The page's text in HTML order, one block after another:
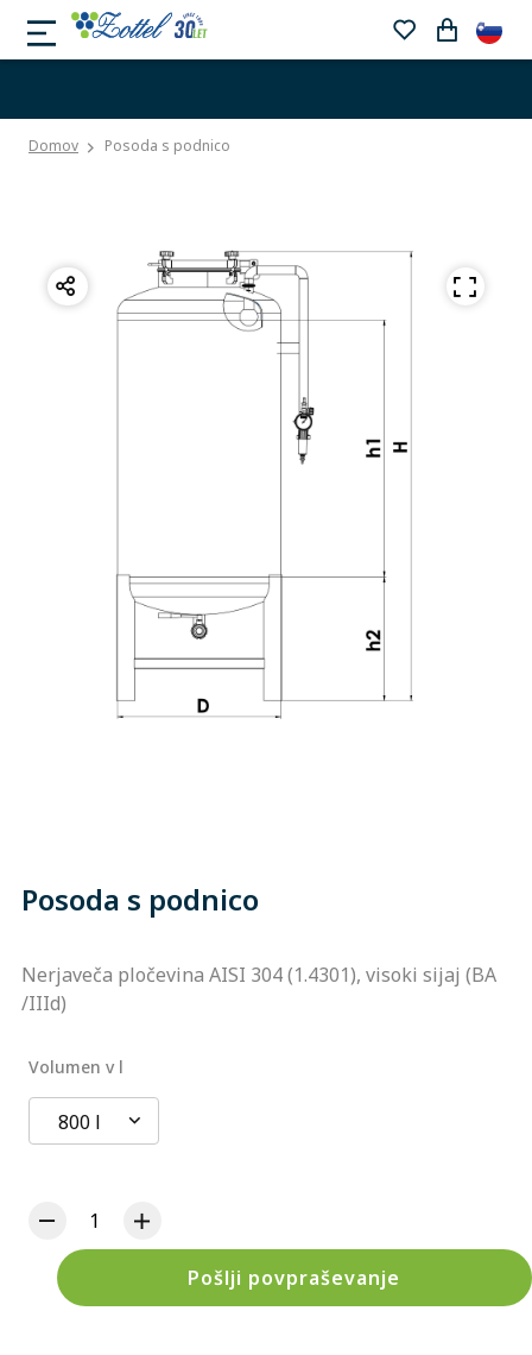
Domov Posoda s podnico
Posoda s podnico
Nerjaveča pločevina AISI 304 (1.4301), visoki sijaj (BA
/IIId)
Volumen v l
800 l
Pošlji povpraševanje